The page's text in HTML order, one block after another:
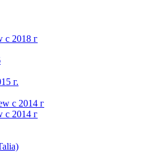
с 2018 г
г.
с 2014 г
с 2014 г